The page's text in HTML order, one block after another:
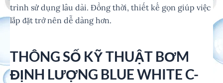
trình sử dụng lâu dài. Đồng thời, thiết kế gọn giúp việc
lắp đặt trở nên dễ dàng hơn.
THÔNG SỐ KỸ THUẬT BƠM
ĐỊNH LƯỢNG BLUE WHITE C-